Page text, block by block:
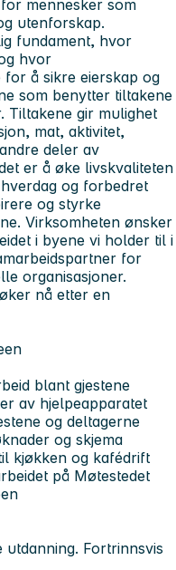
mennesker som
utenforskap.
fundament, hvor
hvor
å sikre eierskap og
som benytter tiltakene
Tiltakene gir mulighet
mat, aktivitet,
deler av
er å øke livskvaliteten
og forbedret
og styrke
Virksomheten ønsker
i byene vi holder til i
for
organisasjoner.
nå etter en
blant gjestene
av hjelpeapparatet
og deltagerne
og skjema
kjøkken og kafédrift
på Møtestedet
Fortrinnsvis